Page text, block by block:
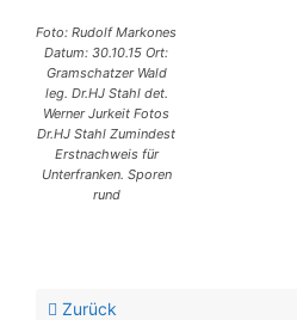
Foto: Rudolf Markones
Datum: 30.10.15 Ort:
Gramschatzer Wald
leg. Dr.HJ Stahl det.
Werner Jurkeit Fotos
Dr.HJ Stahl Zumindest
Erstnachweis für
Unterfranken. Sporen
rund
Zurück